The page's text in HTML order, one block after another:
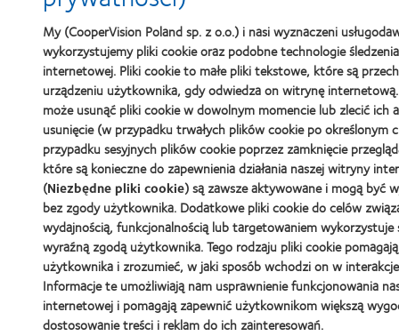
My (CooperVision Poland sp. z o.o.) i nasi wyznaczeni
wykorzystujemy pliki cookie oraz podobne technologie
internetowej. Pliki cookie to małe pliki tekstowe, które są
urządzeniu użytkownika, gdy odwiedza on witrynę
może usunąć pliki cookie w dowolnym momencie lub zlecić ich
usunięcie (w przypadku trwałych plików cookie po określonym
przypadku sesyjnych plików cookie poprzez zamknięcie
które są konieczne do zapewnienia działania naszej witryny
(Niezbędne pliki cookie) są zawsze aktywowane i mogą być
bez zgody użytkownika. Dodatkowe pliki cookie do celów
wydajnością, funkcjonalnością lub targetowaniem wykorzystuje
wyraźną zgodą użytkownika. Tego rodzaju pliki cookie
użytkownika i zrozumieć, w jaki sposób wchodzi on w
Informacje te umożliwiają nam usprawnienie funkcjonowania
internetowej i pomagają zapewnić użytkownikom większą
dostosowanie treści i reklam do ich zainteresowań.